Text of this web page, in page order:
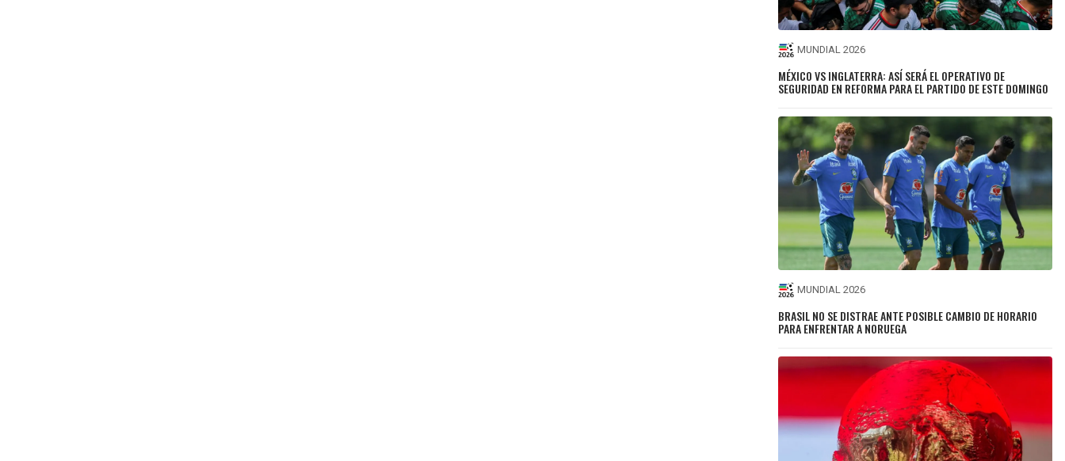
MUNDIAL 2026
MÉXICO VS INGLATERRA: ASÍ SERÁ EL OPERATIVO DE
SEGURIDAD EN REFORMA PARA EL PARTIDO DE ESTE DOMINGO
MUNDIAL 2026
BRASIL NO SE DISTRAE ANTE POSIBLE CAMBIO DE HORARIO
PARA ENFRENTAR A NORUEGA